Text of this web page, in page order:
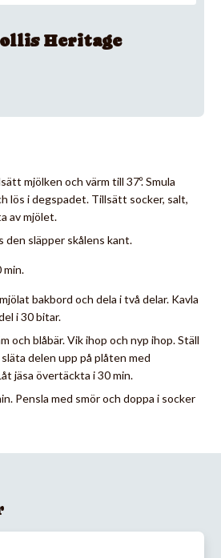
Heritage
mjölken och värm till 37º. Smula
lös i degspadet. Tillsätt socker, salt,
av mjölet.
den släpper skålens kant.
min.
bakbord och dela i två delar. Kavla
i 30 bitar.
och blåbär. Vik ihop och nyp ihop. Ställ
delen upp på plåten med
jäsa övertäckta i 30 min.
Pensla med smör och doppa i socker